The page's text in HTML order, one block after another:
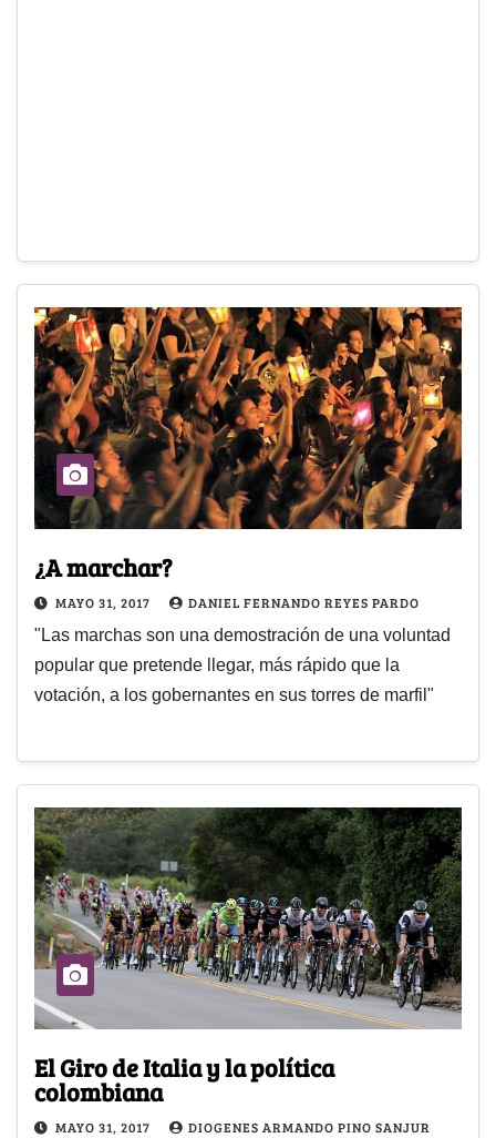
¿A marchar?
MAYO 31, 2017 DANIEL FERNANDO REYES PARDO
"Las marchas son una demostración de una voluntad
popular que pretende llegar, más rápido que la
votación, a los gobernantes en sus torres de marfil"
El Giro de Italia y la política
colombiana
MAYO 31, 2017 DIOGENES ARMANDO PINO SANJUR